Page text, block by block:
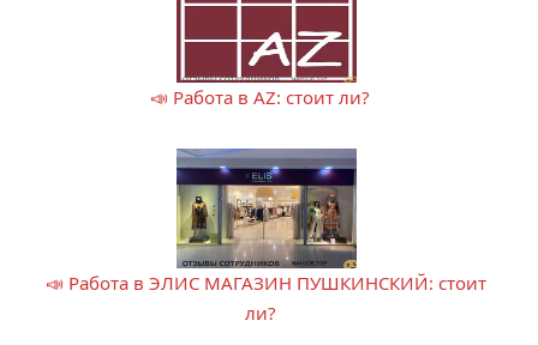
📣 Работа в AZ: стоит ли?
📣 Работа в ЭЛИС МАГАЗИН ПУШКИНСКИЙ: стоит
ли?